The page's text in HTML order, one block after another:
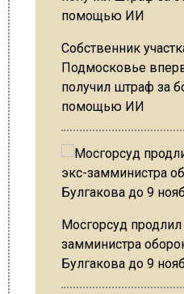
Собственник
Подмосковье
получил штраф за
помощью ИИ
Мосгорсуд продлил
замминистра
Булгакова до 9